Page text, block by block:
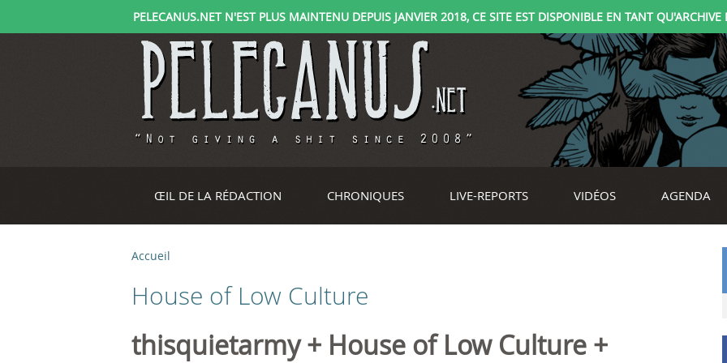
PELECANUS.NET N'EST PLUS MAINTENU DEPUIS JANVIER 2018, CE SITE EST DISPONIBLE EN TANT
ŒIL DE LA RÉDACTION CHRONIQUES LIVE-REPORTS VIDÉOS AGENDA
V
o
u
Accueil
House of Low Culture
thisquietarmy + House of Low Culture +